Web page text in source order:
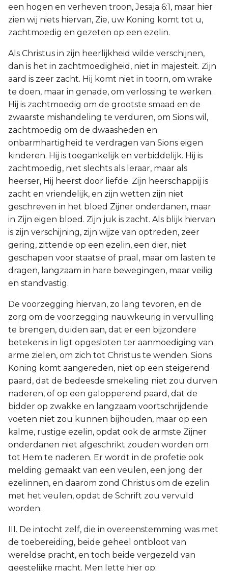
een hogen en verheven troon, Jesaja 6:1, maar hier
zien wij niets hiervan, Zie, uw Koning komt tot u,
zachtmoedig en gezeten op een ezelin.
Als Christus in zijn heerlijkheid wilde verschijnen,
dan is het in zachtmoedigheid, niet in majesteit. Zijn
aard is zeer zacht. Hij komt niet in toorn, om wrake
te doen, maar in genade, om verlossing te werken.
Hij is zachtmoedig om de grootste smaad en de
zwaarste mishandeling te verduren, om Sions wil,
zachtmoedig om de dwaasheden en
onbarmhartigheid te verdragen van Sions eigen
kinderen. Hij is toegankelijk en verbiddelijk. Hij is
zachtmoedig, niet slechts als leraar, maar als
heerser, Hij heerst door liefde. Zijn heerschappij is
zacht en vriendelijk, en zijn wetten zijn niet
geschreven in het bloed Zijner onderdanen, maar
in Zijn eigen bloed. Zijn juk is zacht. Als blijk hiervan
is zijn verschijning, zijn wijze van optreden, zeer
gering, zittende op een ezelin, een dier, niet
geschapen voor staatsie of praal, maar om lasten te
dragen, langzaam in hare bewegingen, maar veilig
en standvastig.
De voorzegging hiervan, zo lang tevoren, en de
zorg om de voorzegging nauwkeurig in vervulling
te brengen, duiden aan, dat er een bijzondere
betekenis in ligt opgesloten ter aanmoediging van
arme zielen, om zich tot Christus te wenden. Sions
Koning komt aangereden, niet op een steigerend
paard, dat de bedeesde smekeling niet zou durven
naderen, of op een galopperend paard, dat de
bidder op zwakke en langzaam voortschrijdende
voeten niet zou kunnen bijhouden, maar op een
kalme, rustige ezelin, opdat ook de armste Zijner
onderdanen niet afgeschrikt zouden worden om
tot Hem te naderen. Er wordt in de profetie ook
melding gemaakt van een veulen, een jong der
ezelinnen, en daarom zond Christus om de ezelin
met het veulen, opdat de Schrift zou vervuld
worden.
III. De intocht zelf, die in overeenstemming was met
de toebereiding, beide geheel ontbloot van
wereldse pracht, en toch beide vergezeld van
geestelijke macht. Men lette hier op: